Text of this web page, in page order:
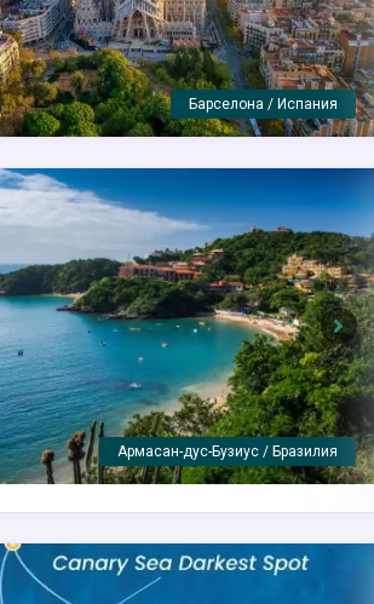
Савона / Италия
Сантос / Бразилия
Next